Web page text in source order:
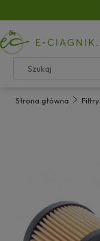
Strona główna Filtry